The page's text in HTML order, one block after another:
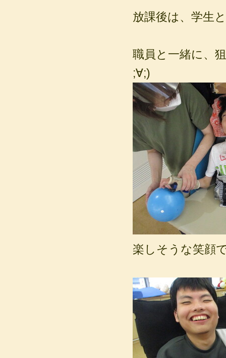
放課後は、学生
職員と一緒に、
;∀;)
楽しそうな笑顔